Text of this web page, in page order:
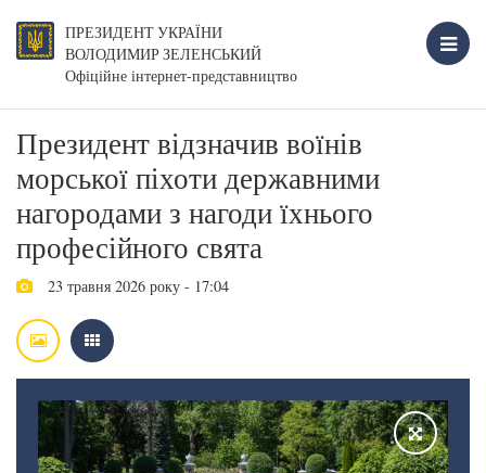
ПРЕЗИДЕНТ УКРАЇНИ
ВОЛОДИМИР ЗЕЛЕНСЬКИЙ
Офіційне інтернет-представництво
Президент відзначив воїнів
морської піхоти державними
нагородами з нагоди їхнього
професійного свята
23 травня 2026 року - 17:04